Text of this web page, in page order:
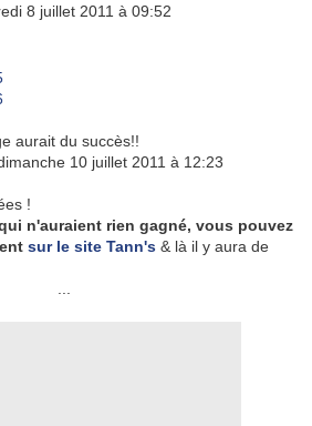
8 juillet 2011 à 09:52
aurait du succès!!
10 juillet 2011 à 12:23
!
n'auraient rien gagné, vous pouvez
sur le site Tann's & là il y aura de